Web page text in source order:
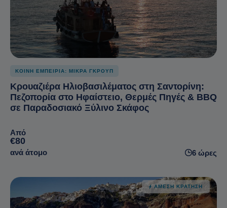
ΚΟΙΝΗ ΕΜΠΕΙΡΙΑ: ΜΙΚΡΑ ΓΚΡΟΥΠ
Κρουαζιέρα Ηλιοβασιλέματος στη Σαντορίνη:
Πεζοπορία στο Ηφαίστειο, Θερμές Πηγές & BBQ
σε Παραδοσιακό Ξύλινο Σκάφος
Από
€80
ανά άτομο 6 ώρες
ΆΜΕΣΗ ΚΡΆΤΗΣΗ